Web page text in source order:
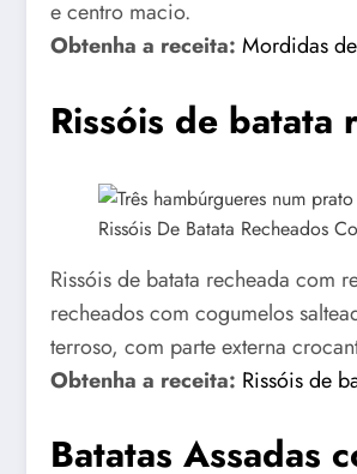
e centro macio.
Obtenha a receita: Mordidas
Rissóis de batata
Rissóis De Batata Recheados
Rissóis de batata recheada com
recheados com cogumelos
terroso, com parte externa
Obtenha a receita: Rissóis de
Batatas Assadas